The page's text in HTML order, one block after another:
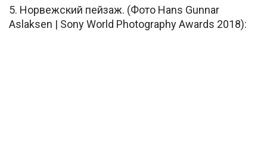
5. Норвежский пейзаж. (Фото Hans Gunnar
Aslaksen | Sony World Photography Awards 2018):